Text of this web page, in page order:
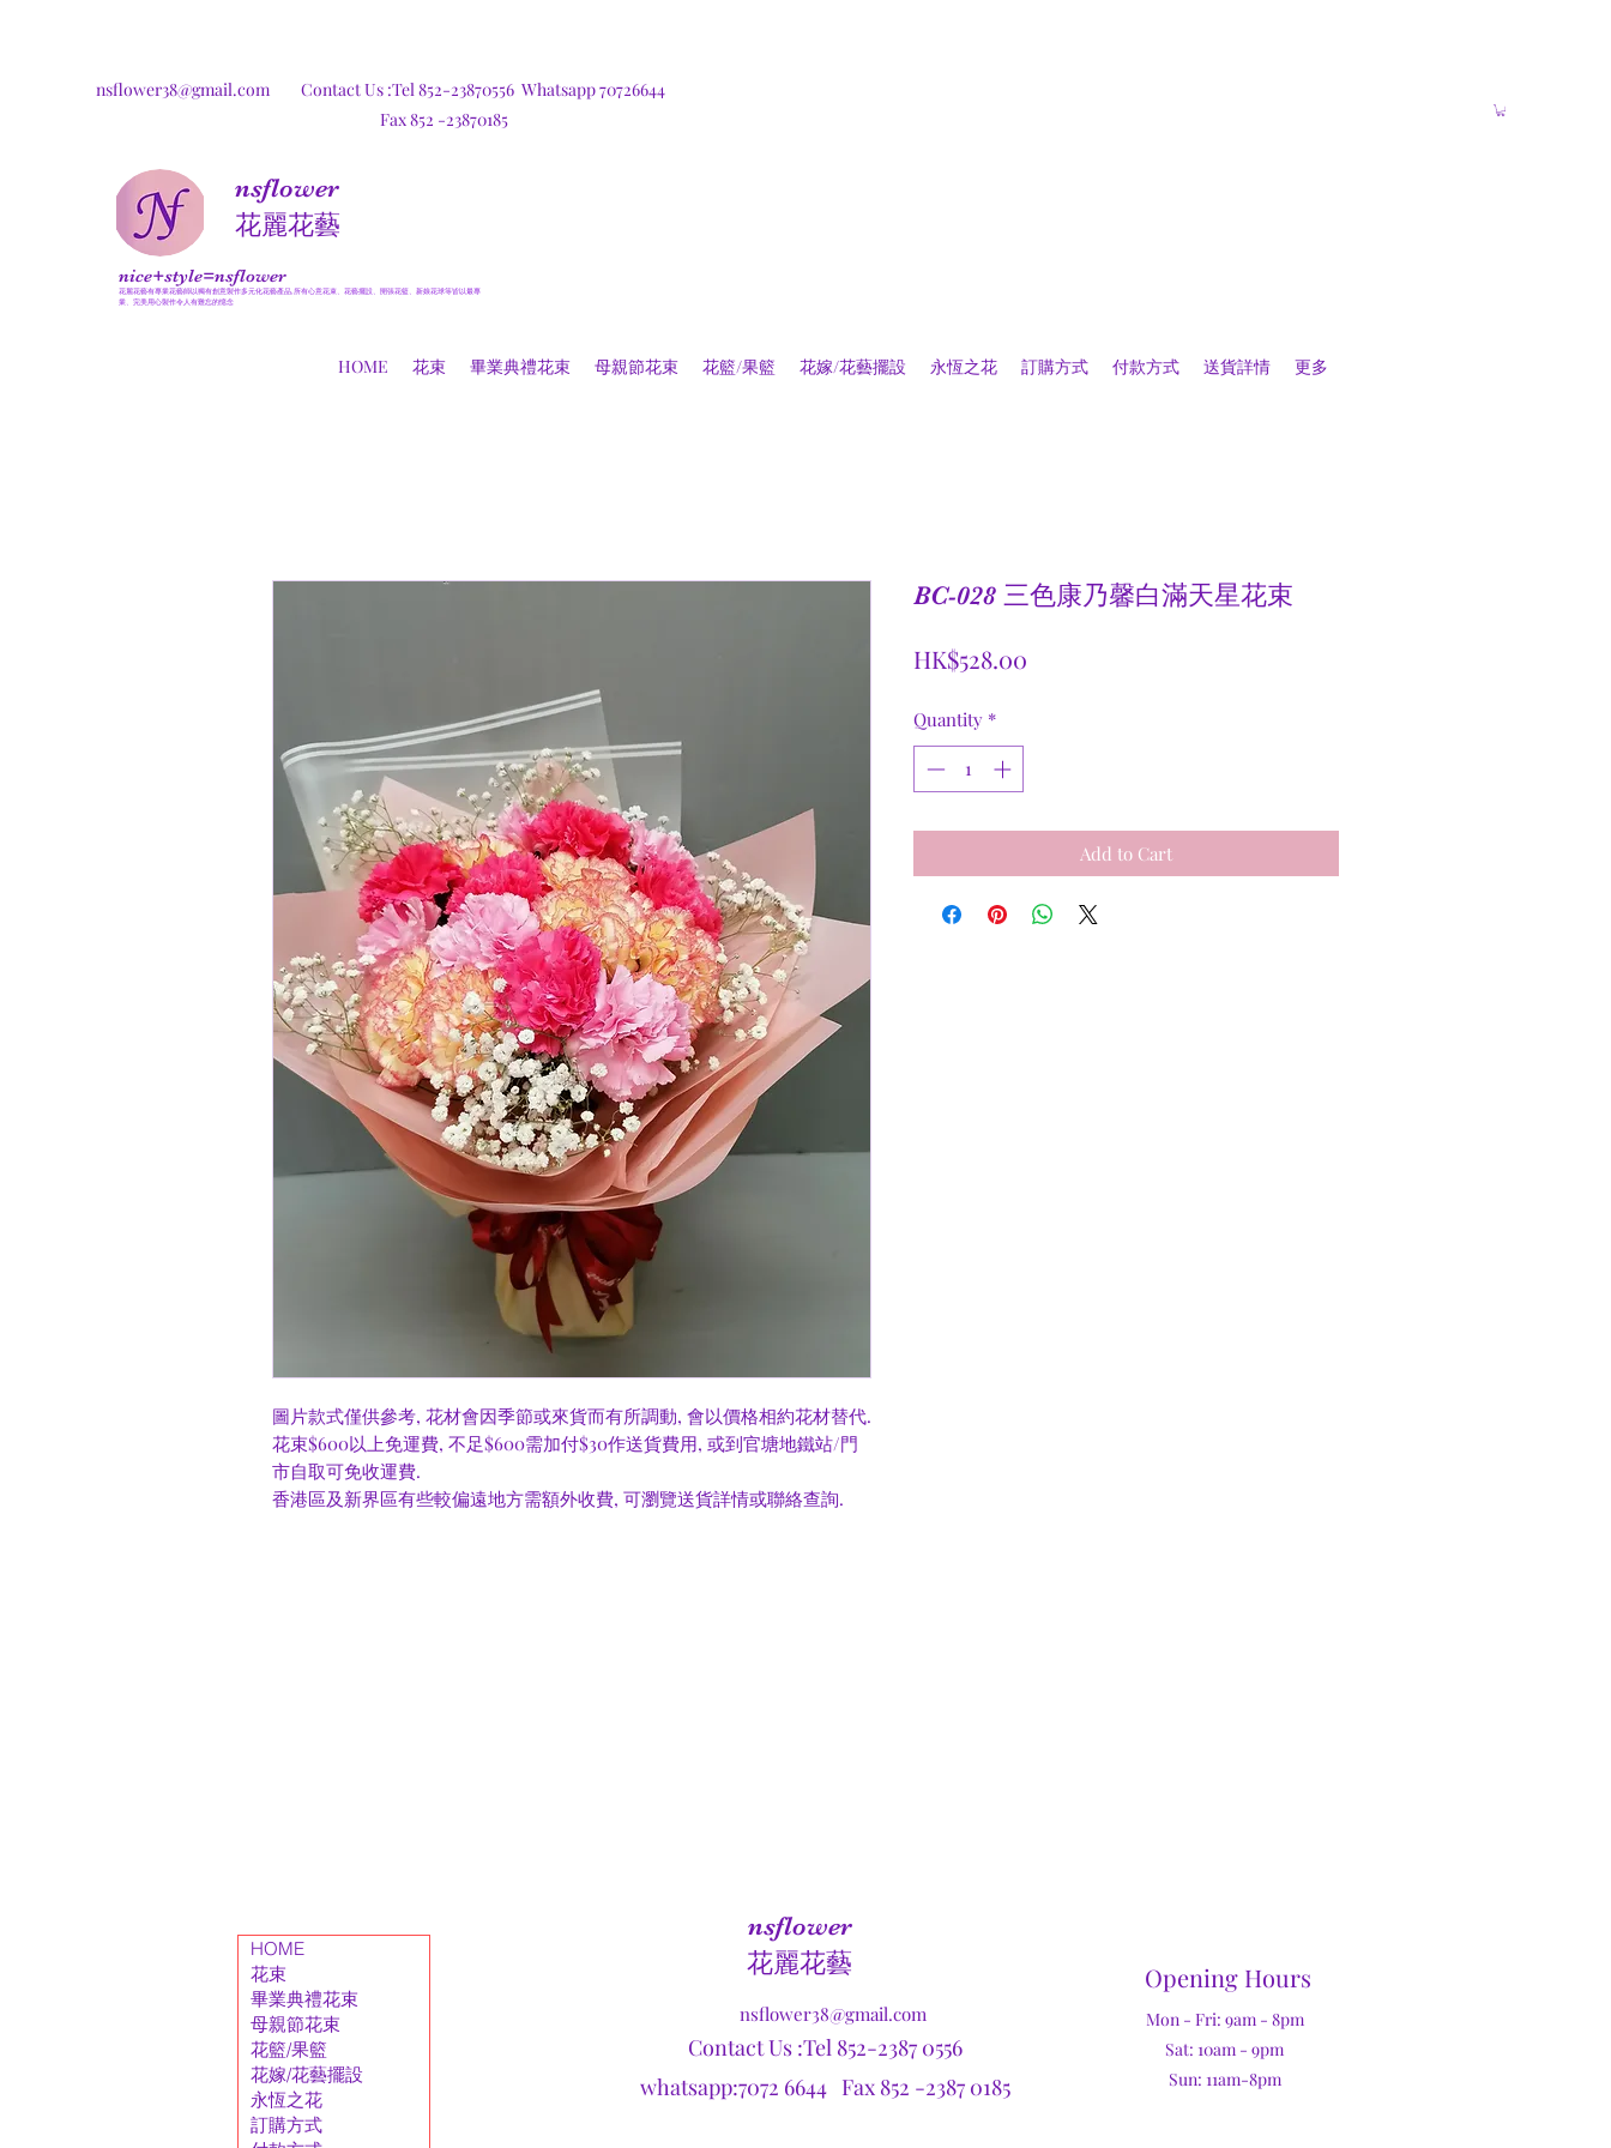
nsflower38@gmail.com Contact Us :Tel 852-23870556 Whatsapp 70726644
Fax 852 -23870185
nsflower
​花麗花藝
nice+style=nsflower
花麗花藝有專業花藝師以獨有創意製作多元化花藝產品,所有心意花束、花藝擺設、開張花籃、新娘花球等皆以最專
業、完美用心製作令人有難忘的憶念
HOME 花束 畢業典禮花束 母親節花束 花籃/果籃 花嫁/花藝擺設 永恆之花 訂購方式 付款方式 送貨詳情 更多
圖片款式僅供參考, 花材會因季節或來貨而有所調動, 會以價格相約花材替代.
花束$600以上免運費, 不足$600需加付$30作送貨費用, 或到官塘地鐵站/門
市自取可免收運費.
香港區及新界區有些較偏遠地方需額外收費, 可瀏覽送貨詳情或聯絡查詢.
BC-028 三色康乃馨白滿天星花束
HK$528.00
Quantity *
Add to Cart
HOME
花束
畢業典禮花束
母親節花束
花籃/果籃
花嫁/花藝擺設
永恆之花
訂購方式
nsflower
​花麗花藝
nsflower38@gmail.com
Contact Us :Tel 852-2387 0556
whatsapp:7072 6644 Fax 852 -2387 0185
Opening Hours
Mon - Fri: 9am - 8pm
Sat: 10am - 9pm
Sun: 11am-8pm